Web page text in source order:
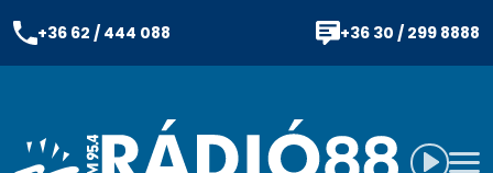
+36 62 / 444 088 +36 30 / 299 8888